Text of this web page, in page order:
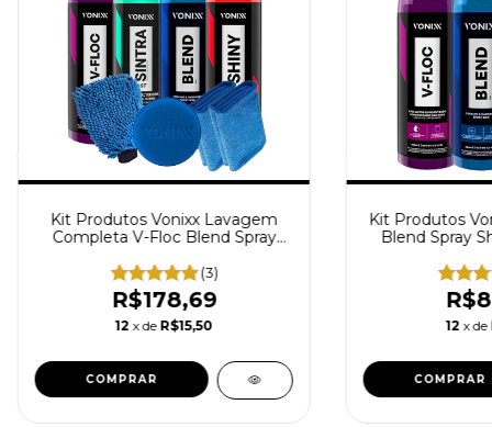
Kit Produtos Vonixx Lavagem
Completa V-Floc Blend Spray
(3)
R$178,69
12 x de R$15,50
Kit Produtos
Blend Spray
12 x de